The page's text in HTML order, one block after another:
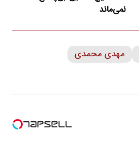
نمی‌ماند
مهدی محمدی